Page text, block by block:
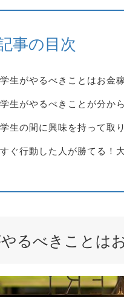
事の目次
生がやるべきことはお金
生がやるべきことが分か
生の間に興味を持って取
ぐ行動した人が勝てる！
るべきことは